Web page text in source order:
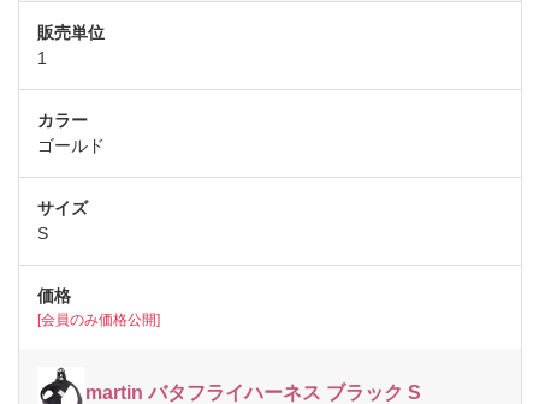
1
ゴールド
S
[会員のみ価格公開]
martin バタフライハーネス ブラック S